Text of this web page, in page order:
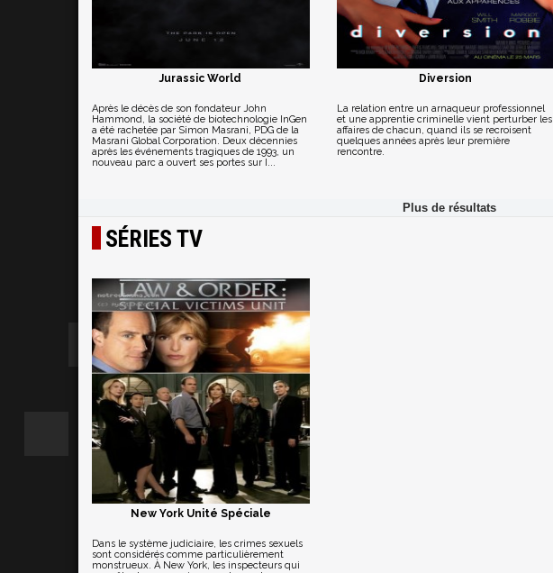
Jurassic World
Après le décès de son fondateur John
Hammond, la société de biotechnologie InGen
a été rachetée par Simon Masrani, PDG de la
Masrani Global Corporation. Deux décennies
après les événements tragiques de 1993, un
nouveau parc a ouvert ses portes sur I...
Diversion
La relation entre un arnaqueur professionnel
et une apprentie criminelle vient perturber les
affaires de chacun, quand ils se recroisent
quelques années après leur première
rencontre.
SÉRIES TV
New York Unité Spéciale
Dans le système judiciaire, les crimes sexuels
sont considérés comme particulièrement
monstrueux. À New York, les inspecteurs qui